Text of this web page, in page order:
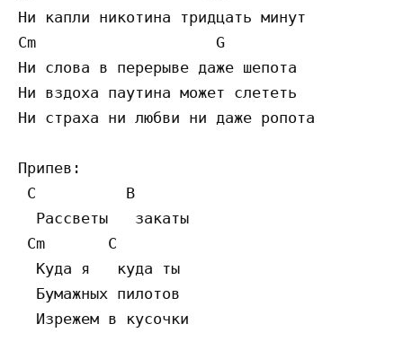
Ни капли никотина тридцать минут
Cm                    G
Ни слова в перерыве даже шепота
Ни вздоха паутина может слететь
Ни страха ни любви ни даже ропота
Припев:
C          B
  Рассветы   закаты
Cm       C
  Куда я   куда ты
  Бумажных пилотов
  Изрежем в кусочки